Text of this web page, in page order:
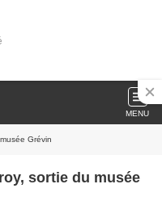
MENU
Grévin
sortie du musée